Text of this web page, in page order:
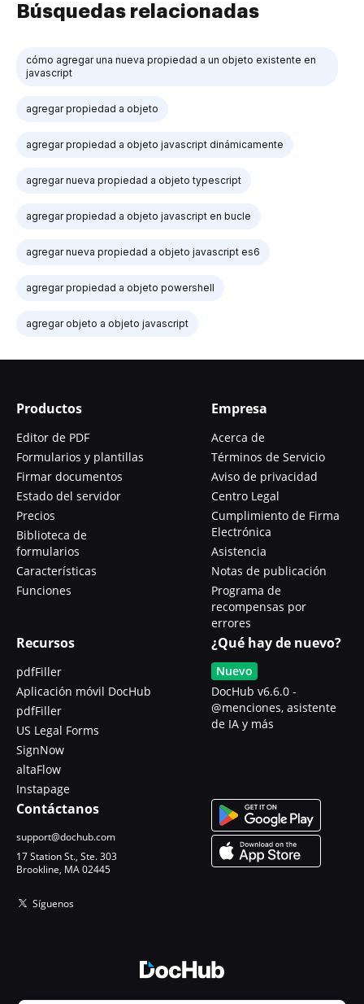
Búsquedas relacionadas
cómo agregar una nueva propiedad a un objeto existente en
javascript
agregar propiedad a objeto
agregar propiedad a objeto javascript dinámicamente
agregar nueva propiedad a objeto typescript
agregar propiedad a objeto javascript en bucle
agregar nueva propiedad a objeto javascript es6
agregar propiedad a objeto powershell
agregar objeto a objeto javascript
Productos
Editor de PDF
Formularios y plantillas
Firmar documentos
Estado del servidor
Precios
Biblioteca de
formularios
Características
Funciones
Empresa
Acerca de
Términos de Servicio
Aviso de privacidad
Centro Legal
Cumplimiento de Firma
Electrónica
Asistencia
Notas de publicación
Programa de
recompensas por
errores
Recursos
pdfFiller
Aplicación móvil DocHub
pdfFiller
US Legal Forms
SignNow
altaFlow
Instapage
¿Qué hay de nuevo?
Nuevo
DocHub v6.6.0 -
@menciones, asistente
de IA y más
Contáctanos
support@dochub.com
17 Station St., Ste. 303
Brookline, MA 02445
Síguenos